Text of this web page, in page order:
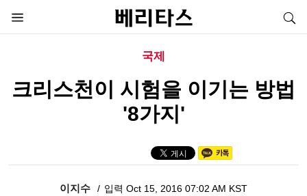
국제
크리스천이 시험을 이기는 방법
'8가지'
이지수 입력 Oct 15, 2016 07:02 AM KST